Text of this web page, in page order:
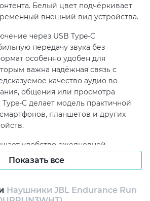
Белый цвет подчёркивает
внешний вид устройства.
через USB Type-C
передачу звука без
особенно удобен для
важна надёжная связь с
качество аудио во
общения или просмотра
C делает модель практичной
планшетов и других
удобство ежедневной
наушники подходящими для
Модель можно использовать в
факторам, надёжность и
Показать все
Наушники JBL Endurance Run